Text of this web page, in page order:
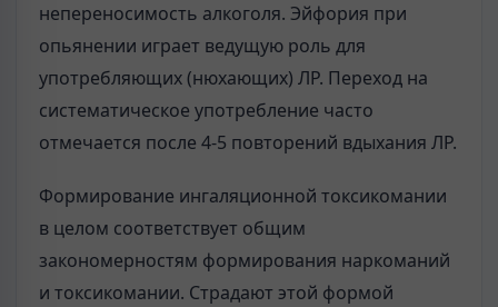
непереносимость алкоголя. Эйфория при
опьянении играет ведущую роль для
употребляющих (нюхающих) ЛР. Переход на
систематическое употребление часто
отмечается после 4-5 повторений вдыхания ЛР.
Формирование ингаляционной токсикомании
в целом соответствует общим
закономерностям формирования наркоманий
и токсикомании. Страдают этой формой